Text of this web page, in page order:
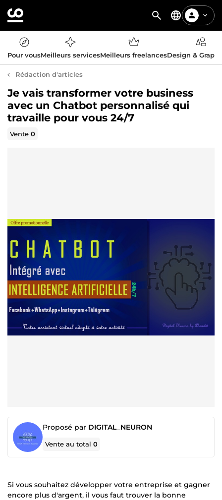
Pour vousMeilleurs servicesMeilleurs freelancesDesign &
Rédaction d'articles
Je vais transformer votre business
avec un Chatbot personnalisé qui
travaille pour vous 24/7
Vente0
Proposé par DIGITAL_NEURON
Vente au total0
Si vous souhaitez développer votre entreprise et gagner
encore plus d'argent, il vous faut trouver la bonne